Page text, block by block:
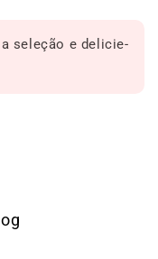
seleção e delicie-